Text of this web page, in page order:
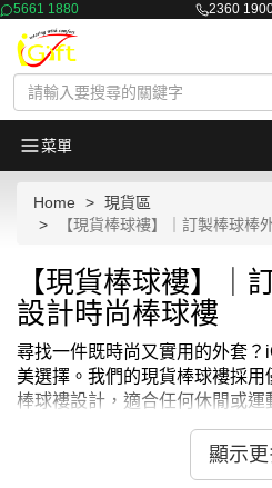
5661 1880 2360
菜單
Home
現貨區
【現貨棒球褸】｜訂製棒球棒
【現貨棒球褸】｜
設計時尚棒球褸
尋找一件既時尚又實用的外套
美選擇。我們的現貨棒球褸採
棒球褸設計，適合任何休閒或
不僅提供舒適的穿著體驗，同時
品，讓您無論在哪裡都能展現個
iGift的現貨棒球褸以其獨特的風
顯示更